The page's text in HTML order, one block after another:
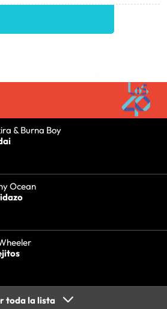
GRUPOS MÚSICA•
AGENDA•PRISA MEDIA•
•
& Burna Boy
Ocean
toda la lista